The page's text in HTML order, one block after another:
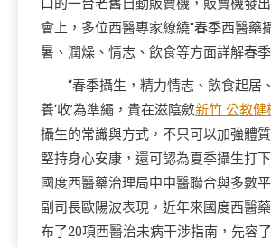
口的一台老舊自動販賣機，販賣機發
會上，多位西醫專家繚繞“春季西醫藥
暑、潤燥、情志、飲食等方面詳解春
“春季攝生，精力情志、飲食起居
養‘收’為準繩，貴在滋陰斂新竹 公教健
攝生的常識與方式，不只可以加強體
堅持身心安康，還可認為夏季攝生打
國度西醫藥治理局中中醫聯合與多數
副司長歐陽波表現，近年來國度西醫
布了20項西醫治未病干涉指南，先容